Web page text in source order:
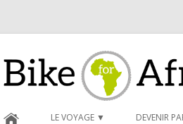
Bike for Africa
LE VOYAGE ▼ DEVENIR